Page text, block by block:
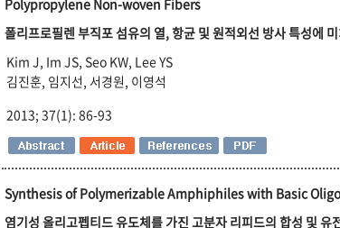
Polypropylene Non-woven Fibers
폴리프로필렌 부직포 섬유의 열, 항균 및 원적외선 방사 특성에
Kim J, Im JS, Seo KW, Lee YS
김진훈, 임지선, 서경원, 이영석
2013; 37(1): 86-93
Synthesis of Polymerizable Amphiphiles with Basic
염기성 올리고펩티드 유도체를 가진 고분자 리피드의 합성 및 유